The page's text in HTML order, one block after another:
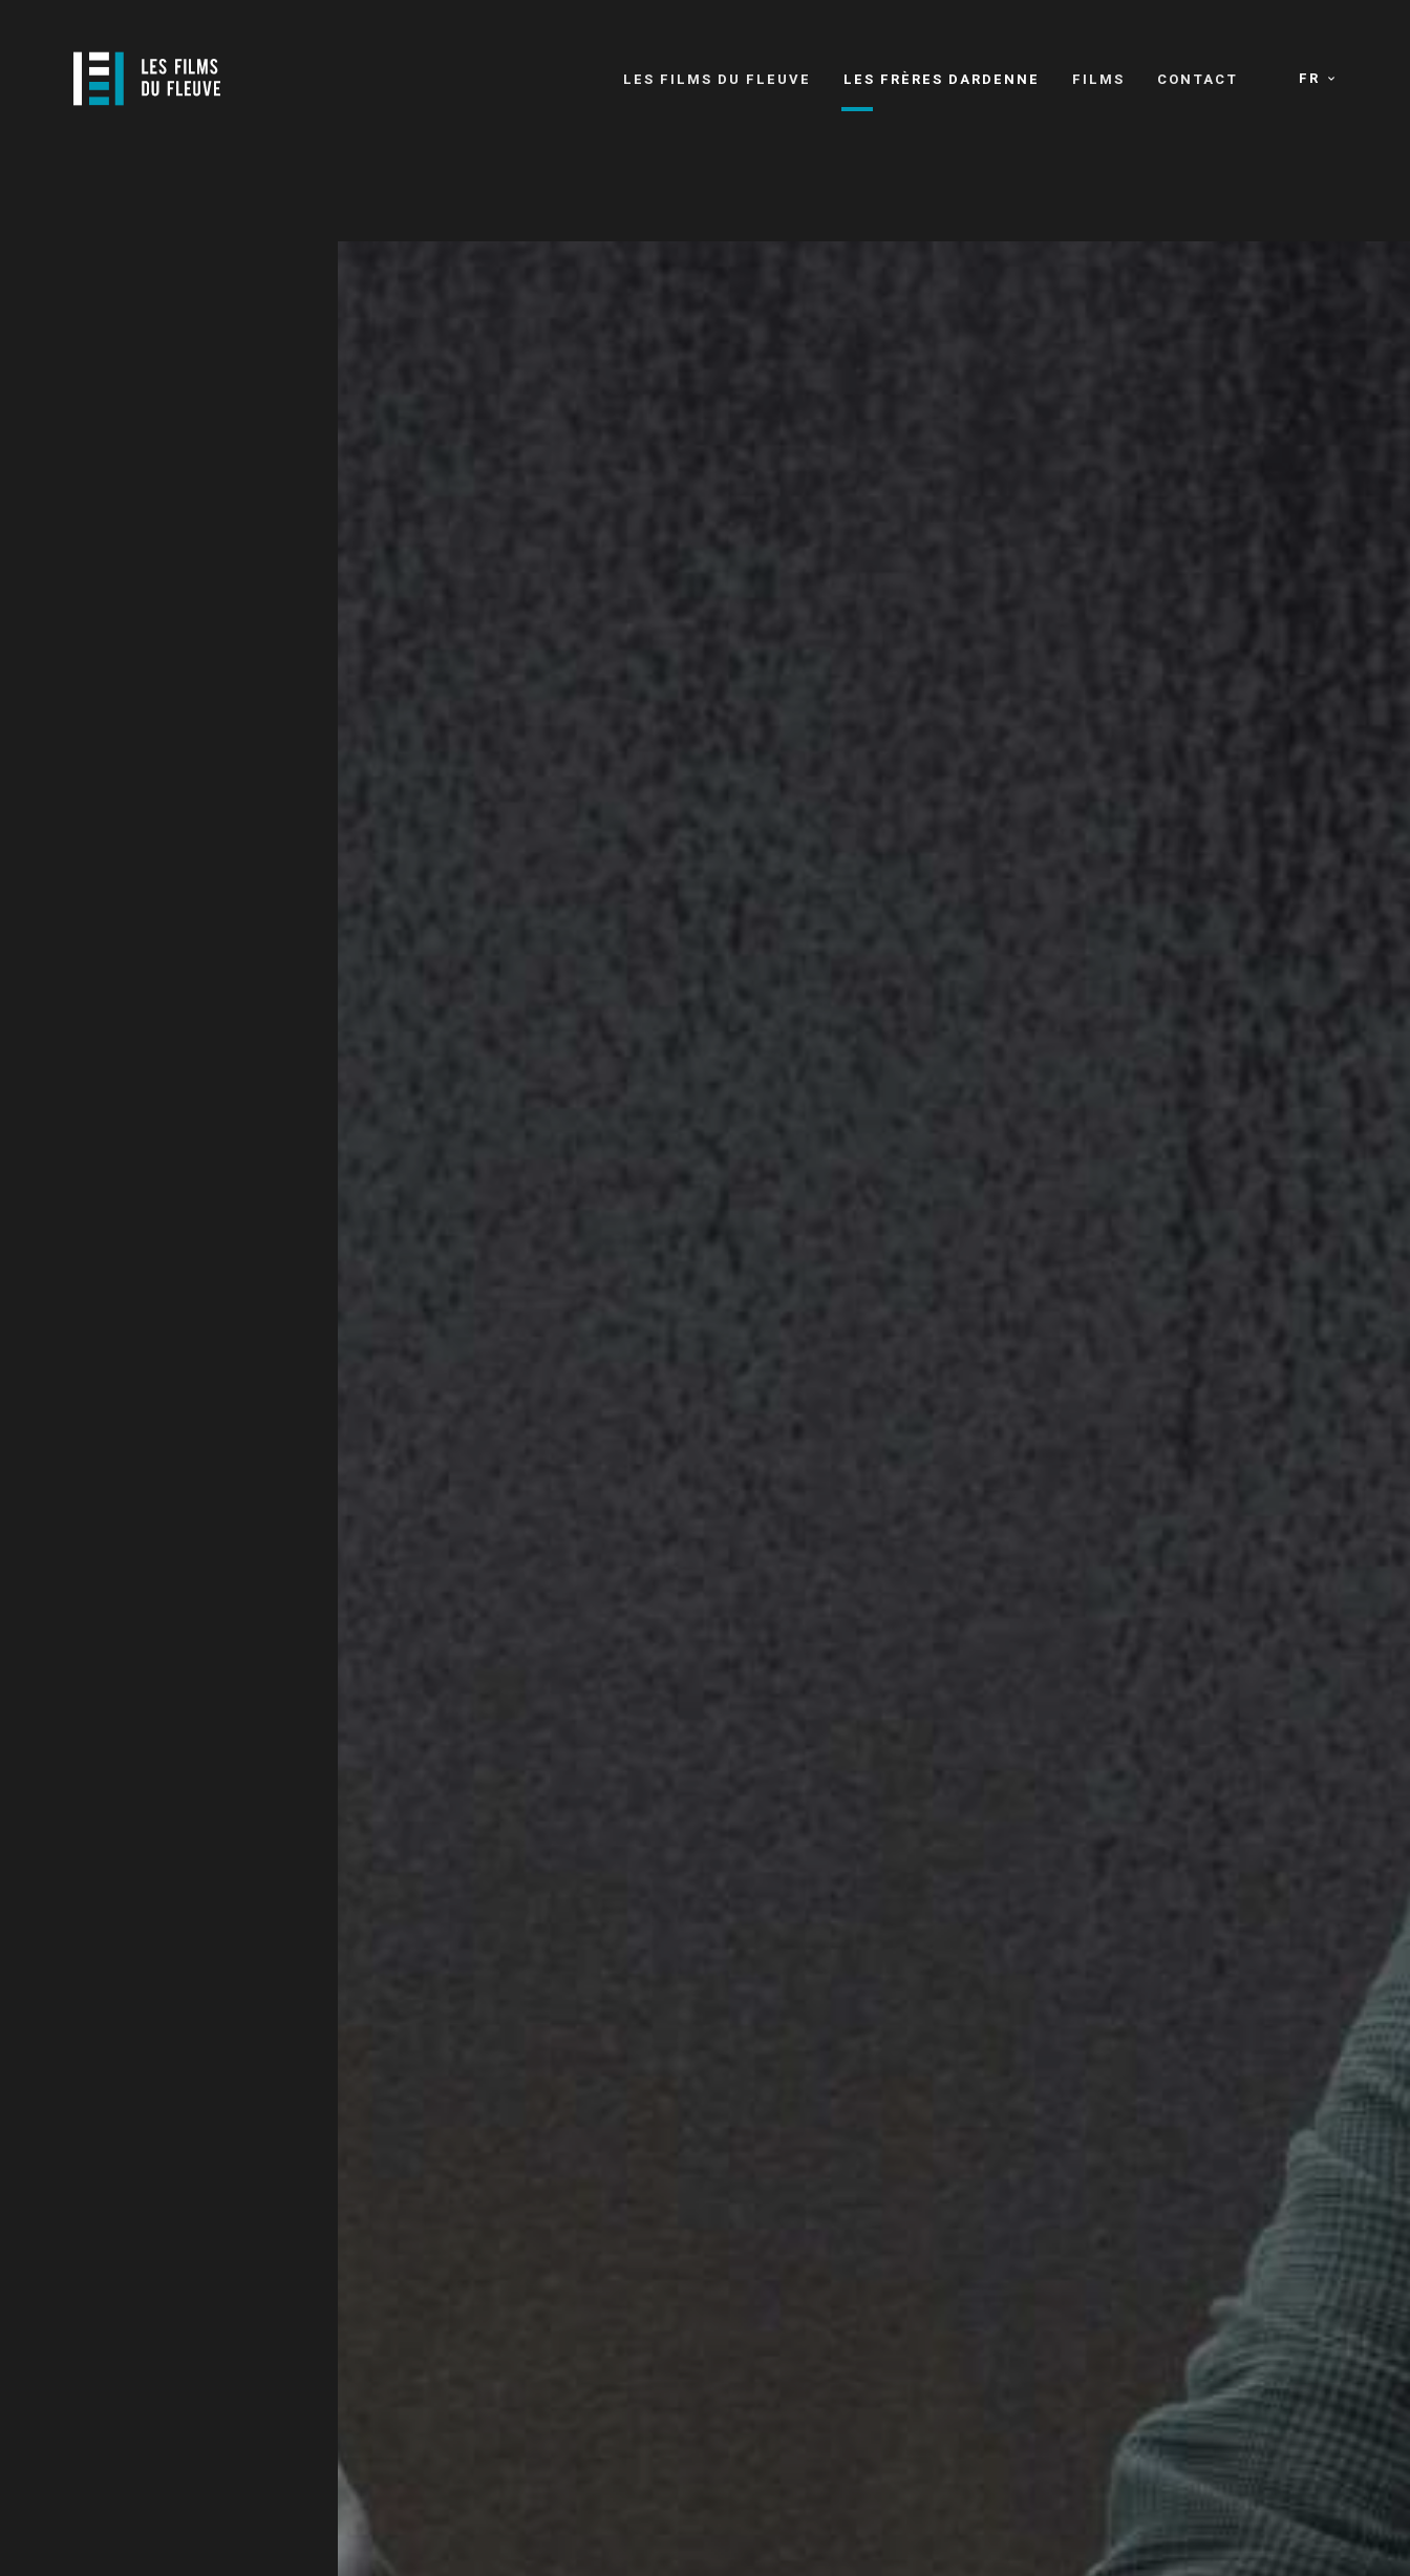
FR
LES FILMS DU FLEUVE LES FRÈRES DARDENNE FILMS CONTACT